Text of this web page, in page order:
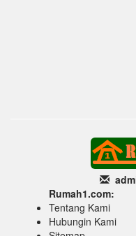
Rumah1.com:
Tentang Kami
Hubungin Kami